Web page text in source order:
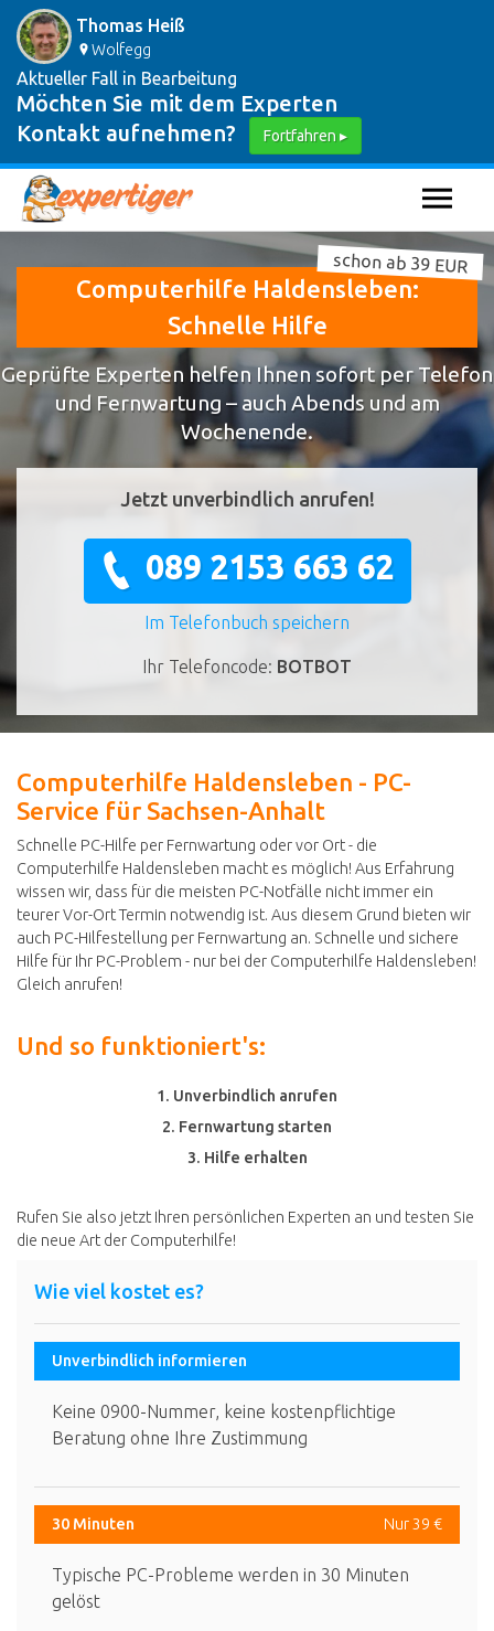
Thomas Heiß
Wolfegg
Aktueller Fall in Bearbeitung
Möchten Sie mit dem Experten
Kontakt aufnehmen?
Fortfahren ▸
Computerhilfe Haldensleben:
Schnelle Hilfe
schon ab 39 EUR
Geprüfte Experten helfen Ihnen sofort per Telefon
und Fernwartung – auch Abends und am
Wochenende.
Jetzt unverbindlich anrufen!
089 2153 663 62
Im Telefonbuch speichern
Ihr Telefoncode: BOTBOT
Computerhilfe Haldensleben - PC-
Service für Sachsen-Anhalt
Schnelle PC-Hilfe per Fernwartung oder vor Ort - die
Computerhilfe Haldensleben macht es möglich! Aus Erfahrung
wissen wir, dass für die meisten PC-Notfälle nicht immer ein
teurer Vor-Ort Termin notwendig ist. Aus diesem Grund bieten wir
auch PC-Hilfestellung per Fernwartung an. Schnelle und sichere
Hilfe für Ihr PC-Problem - nur bei der Computerhilfe Haldensleben!
Gleich anrufen!
Und so funktioniert's:
1. Unverbindlich anrufen
2. Fernwartung starten
3. Hilfe erhalten
Rufen Sie also jetzt Ihren persönlichen Experten an und testen Sie
die neue Art der Computerhilfe!
Wie viel kostet es?
Unverbindlich informieren
Keine 0900-Nummer, keine kostenpflichtige
Beratung ohne Ihre Zustimmung
30 Minuten Nur 39 €
Typische PC-Probleme werden in 30 Minuten
gelöst